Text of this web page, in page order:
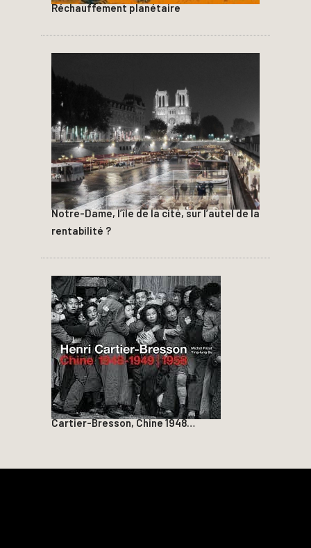
Réchauffement planétaire
Notre-Dame, l’île de la cité, sur l’autel de la
rentabilité ?
Cartier-Bresson, Chine 1948…